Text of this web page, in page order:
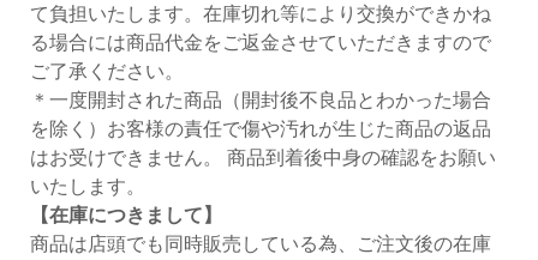
て負担いたします。在庫切れ等により交換ができかね
る場合には商品代金をご返金させていただきますので
ご了承ください。
＊一度開封された商品（開封後不良品とわかった場合
を除く）お客様の責任で傷や汚れが生じた商品の返品
はお受けできません。 商品到着後中身の確認をお願い
いたします。
【在庫につきまして】
商品は店頭でも同時販売している為、ご注文後の在庫